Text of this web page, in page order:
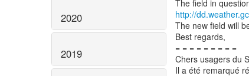
2020
2019
http://
The new field will
Best regards,
= = = = = = = = =
Chers usagers du
Il a été remarqué